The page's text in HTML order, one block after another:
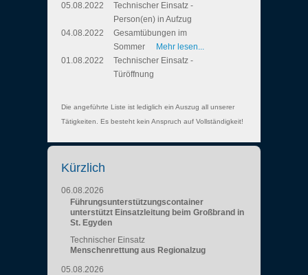
05.08.2022
Technischer Einsatz -
Person(en) in Aufzug
04.08.2022
Gesamtübungen im
Sommer
Mehr lesen...
01.08.2022
Technischer Einsatz -
Türöffnung
Die angeführte Liste ist lediglich ein Auszug all unserer
Tätigkeiten. Es besteht kein Anspruch auf Vollständigkeit!
Kürzlich
06.08.2026
Führungsunterstützungscontainer
unterstützt Einsatzleitung beim Großbrand in
St. Egyden
Technischer Einsatz
Menschenrettung aus Regionalzug
05.08.2026